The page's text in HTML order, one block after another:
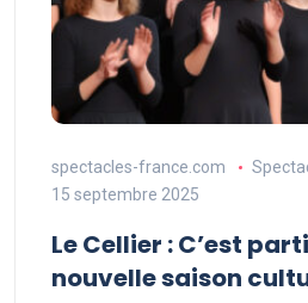
spectacles-france.com
15 septembre 2025
Le Cellier : C’est
nouvelle saison